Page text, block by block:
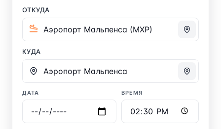
ОТКУДА
КУДА
ДАТА ВРЕМЯ